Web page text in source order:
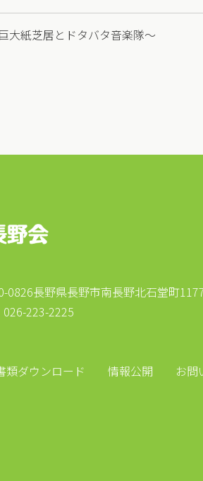
大紙芝居とドタバタ音楽隊～
0826長野県長野市南長野北石堂町
026-223-2225
類ダウンロード 情報公開 お問